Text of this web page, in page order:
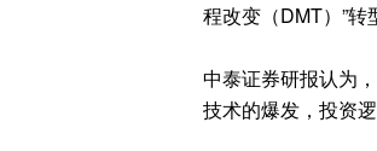
程改变（DMT）”转
中泰证券研报认为
技术的爆发，投资